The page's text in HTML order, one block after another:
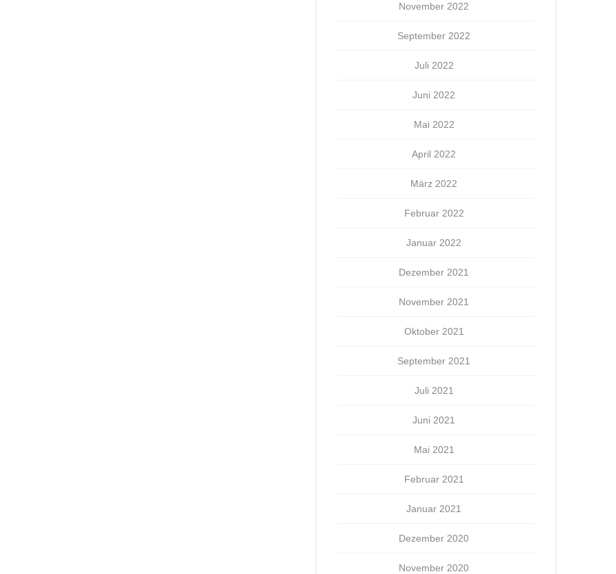
November 2022
September 2022
Juli 2022
Juni 2022
Mai 2022
April 2022
März 2022
Februar 2022
Januar 2022
Dezember 2021
November 2021
Oktober 2021
September 2021
Juli 2021
Juni 2021
Mai 2021
Februar 2021
Januar 2021
Dezember 2020
November 2020